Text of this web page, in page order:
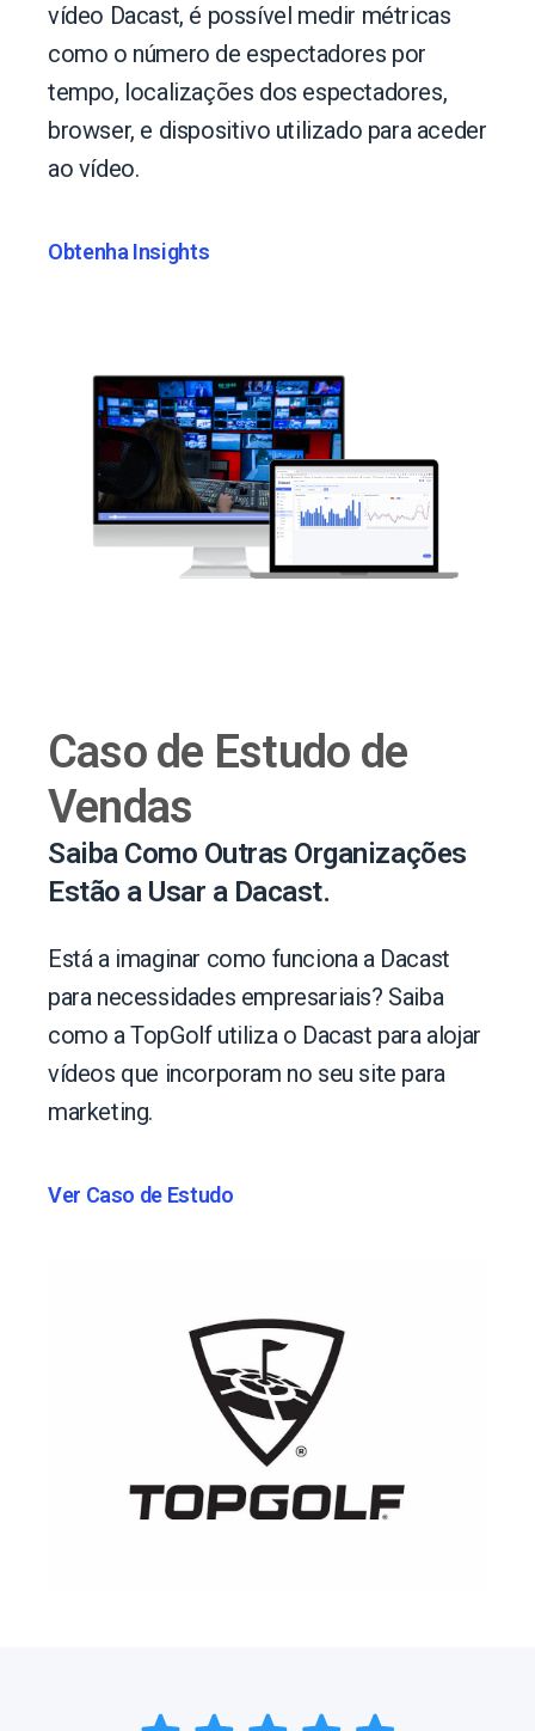
vídeo Dacast, é possível medir métricas
como o número de espectadores por
tempo, localizações dos espectadores,
browser, e dispositivo utilizado para aceder
ao vídeo.
Obtenha Insights
Caso de Estudo de
Vendas
Saiba Como Outras Organizações
Estão a Usar a Dacast.
Está a imaginar como funciona a Dacast
para necessidades empresariais? Saiba
como a TopGolf utiliza o Dacast para alojar
vídeos que incorporam no seu site para
marketing.
Ver Caso de Estudo